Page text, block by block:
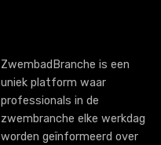
ZwembadBranche is een
uniek platform waar
professionals in de
zwembranche elke werkdag
worden geïnformeerd over